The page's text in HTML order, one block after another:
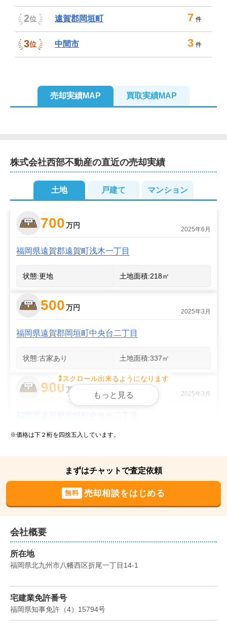
2位 遠賀郡岡垣町 7 件
3位 中間市 3 件
売却実績MAP 買取実績MAP
32
4
株式会社西部不動産の直近の売却実績
土地 戸建て マンション
700万円 2025年6月
福岡県遠賀郡遠賀町浅木一丁目
状態:更地 土地面積:218㎡
500万円 2025年3月
福岡県遠賀郡岡垣町中央台二丁目
状態:古家あり 土地面積:337㎡
900万円 2025年3月
状態: 古家あり
1,200万円
福岡県北九州市八幡西区楠橋南三丁目
状態: 古家あり
スクロール出来るようになります
もっと見る
※価格は下２桁を四捨五入しています。
まずはチャットで査定依頼
無料 売却相談をはじめる
会社概要
所在地
福岡県北九州市八幡西区折尾一丁目14-1
宅建業免許番号
福岡県知事免許 （4） 15794号